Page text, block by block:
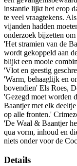
instantie lijkt het erop
te veel vraagtekens.
vijanden hadden
onderzoek bijzetten
'Het stramien van de
wordt gekoppeld aan
blijkt een mooie
'Vlot en geestig
'Warm, behaaglijk en
bovendien' Els Roes,
'Gezegd moet worden
Baantjer met elk
op alle fronten.'
'De Waal & Baantjer
qua vorm, inhoud en
niets onder voor de
Details